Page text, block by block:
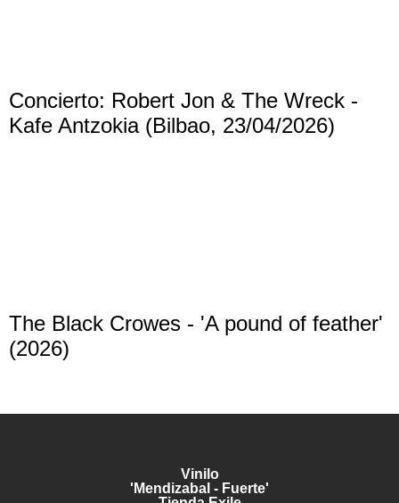
Concierto: Robert Jon & The Wreck -
Kafe Antzokia (Bilbao, 23/04/2026)
The Black Crowes - 'A pound of feather'
(2026)
Vinilo
'Mendizabal - Fuerte'